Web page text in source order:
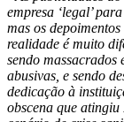
empresa ‘legal’
mas os
realidade é muito
sendo massacrados
abusivas, e sendo
dedicação à
obscena que